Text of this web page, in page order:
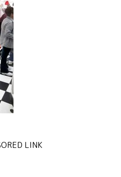
LINK